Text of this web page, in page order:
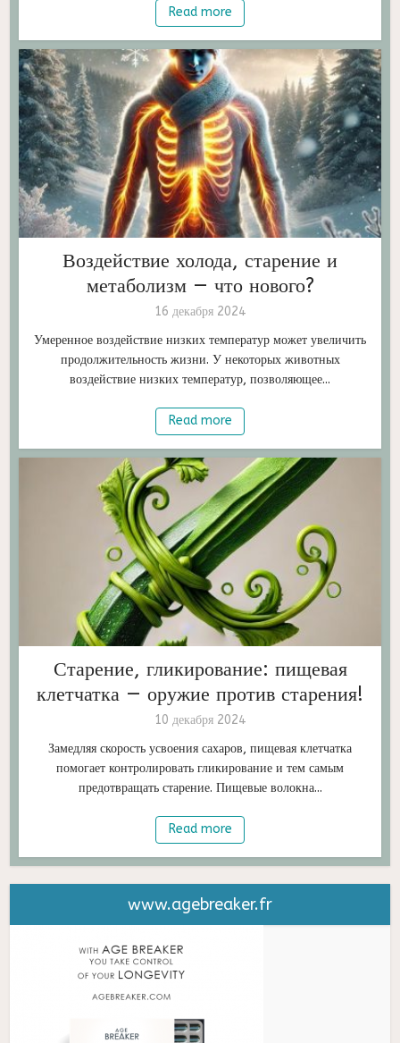
Read more
Воздействие холода, старение и
метаболизм — что нового?
16 декабря 2024
Умеренное воздействие низких температур может увеличить
продолжительность жизни. У некоторых животных
воздействие низких температур, позволяющее...
Read more
Старение, гликирование: пищевая
клетчатка — оружие против старения!
10 декабря 2024
Замедляя скорость усвоения сахаров, пищевая клетчатка
помогает контролировать гликирование и тем самым
предотвращать старение. Пищевые волокна...
Read more
www.agebreaker.fr